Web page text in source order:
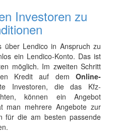
Investoren zu
über Lendico in Anspruch zu
ein Lendico-Konto. Das ist
möglich. Im zweiten Schritt
Kredit auf dem Online-
Investoren, die das Kfz-
können ein Angebot
man mehrere Angebote zur
für die am besten passende